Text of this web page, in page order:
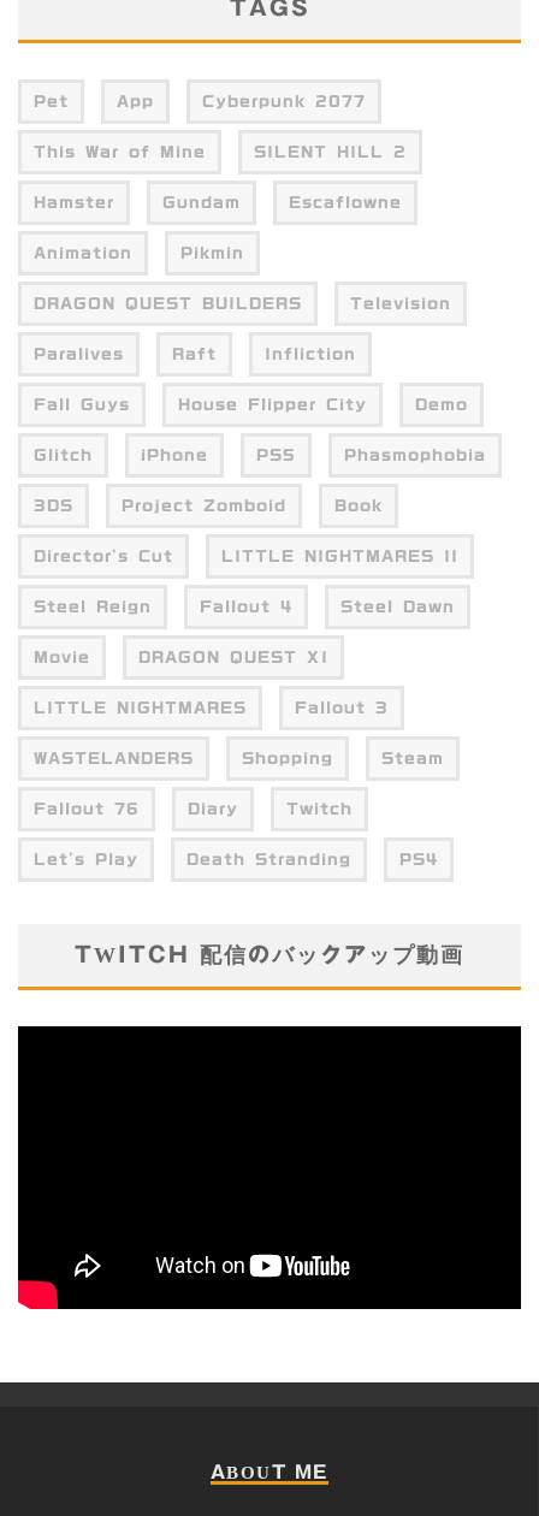
TAGS
Pet App Cyberpunk 2077
This War of Mine SILENT HILL 2
Hamster Gundam Escaflowne
Animation Pikmin
DRAGON QUEST BUILDERS Television
Paralives Raft Infliction
Fall Guys House Flipper City Demo
Glitch iPhone PS5 Phasmophobia
3DS Project Zomboid Book
Director's Cut LITTLE NIGHTMARES II
Steel Reign Fallout 4 Steel Dawn
Movie DRAGON QUEST XI
LITTLE NIGHTMARES Fallout 3
WASTELANDERS Shopping Steam
Fallout 76 Diary Twitch
Let's Play Death Stranding PS4
TWITCH 配信のバックアップ動画
ABOUT ME